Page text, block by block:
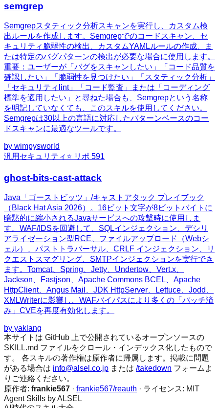
semgrep
Semgrepスタティック分析スキャンを実行し、カスタム検
出ルールを作成します。Semgrepでのコードスキャン、セ
キュリティ脆弱性の検出、カスタムYAMLルールの作成、ま
たは特定のバグパターンの検出が必要な場合に使用します。
重要：ユーザーが「バグをスキャンしたい」「コード品質を
確認したい」「脆弱性を見つけたい」「スタティック分析」
「セキュリティlint」「コード監査」または「コーディング
標準を適用したい」と尋ねた場合も、Semgrepという名称
を明記していなくても、このスキルを使用してください。
Semgrepは30以上の言語に対応したパターンベースのコー
ドスキャンに最適なツールです。
by wimpysworld
汎用 セキュリティ ⭐ リポ 591
ghost-bits-cast-attack
Java「ゴーストビッツ」/キャストアタック プレイブック
（Black Hat Asia 2026）。16ビット文字が8ビットバイトに
暗黙的に縮小されるJavaサービスへの攻撃時に使用しま
す。WAF/IDSを回避して、SQLインジェクション、デシリ
アライゼーション型RCE、ファイルアップロード（Webシ
ェル）、パストトラバーサル、CRLF インジェクション、リ
クエストスマグリング、SMTPインジェクションを実行でき
ます。Tomcat、Spring、Jetty、Undertow、Vert.x、
Jackson、Fastjson、Apache Commons BCEL、Apache
HttpClient、Angus Mail、JDK HttpServer、Lettuce、Jodd、
XMLWriterに影響し、WAFバイパスにより多くの「パッチ済
み」CVEを再度有効化します。
by yaklang
本サイトは GitHub 上で公開されているオープンソースの
SKILL.md ファイルをクロール・インデックス化したもので
す。 各スキルの著作権は原作者に帰属します。掲載に問題
がある場合は info@alsel.co.jp または /takedown フォームよ
りご連絡ください。
原作者: frankie567 · frankie567/reauth · ライセンス: MIT
Agent Skills by ALSEL